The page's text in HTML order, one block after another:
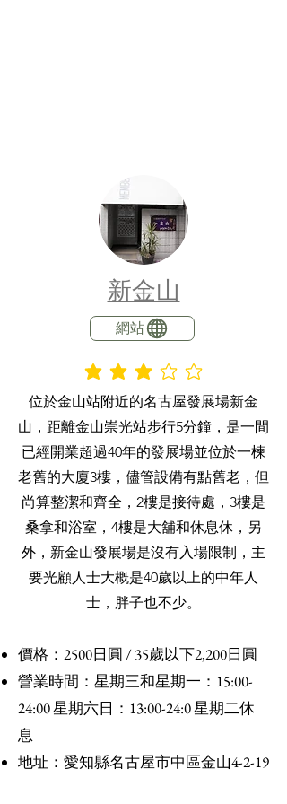
新金山
網站
平均評等為 3 ，滿分 5 分
位於金山站附近的名古屋發展場新金
山，距離金山崇光站步行5分鐘，是一間
已經開業超過40年的發展場並位於一楝
老舊的大廈3樓，儘管設備有點舊老，但
尚算整潔和齊全，2樓是接待處，3樓是
桑拿和浴室，4樓是大舖和休息休，另
外，新金山發展場是沒有入場限制，主
要光顧人士大概是40歲以上的中年人
士，胖子也不少。
價格：2500日圓 / 35歲以下2,200日圓
營業時間：星期三和星期一：15:00-
24:00 星期六日：13:00-24:0 星期二休
息
地址：愛知縣名古屋市中區金山4-2-19